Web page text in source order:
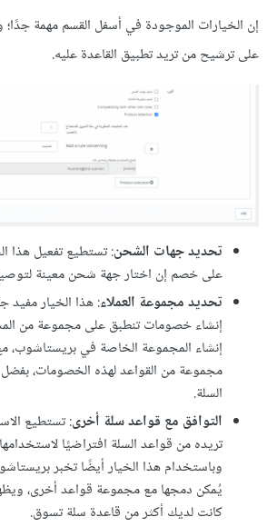
إن الخيارات الموجودة في أسفل القسم مهمة جدًا؛
على ترشيح من تريد تطبيق القاعدة عليه.
تحديد جهات الشحن: تستطيع تفعيل هذا
على خصم إن اختار جهة شحن معينة
تحديد مجموعة العملاء: هذا الخيار مفيد
إنشاء خصومات تنطبق على مجموعة من
إنشاء المجموعة الخاصة في بريستاشوب،
مجموعة من القواعد لهذه الخصومات، بفضل
السلة.
التوافق مع قواعد سلة أخرى: تستطيع
تريده من قواعد السلة افتراضيًا
وباستخدام هذا الخيار أيضًا تخبر
يُمكن دمجها مع مجموعة قواعد أخرى،
كانت لديك أكثر من قاعدة سلة تسوق.